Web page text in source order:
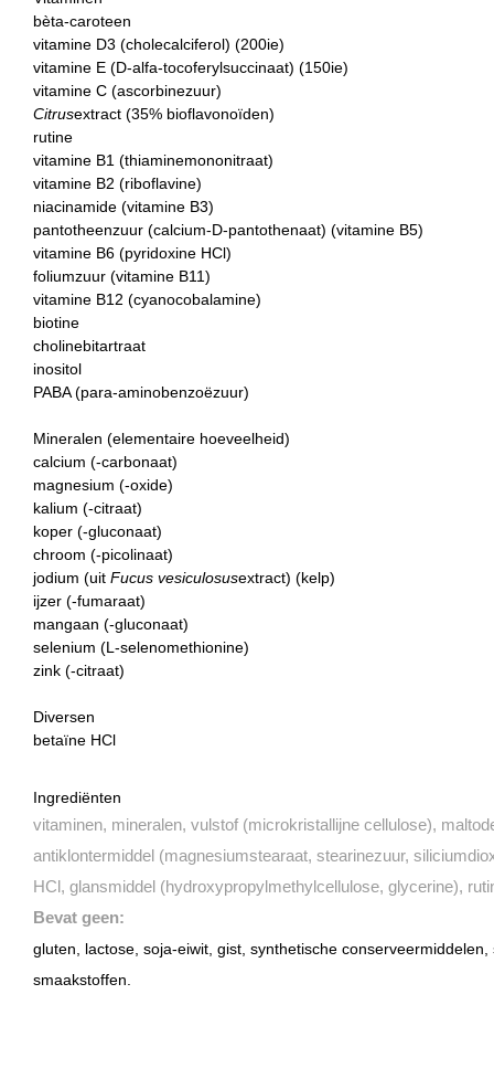
bèta-caroteen
vitamine D3 (cholecalciferol) (200ie)
vitamine E (D-alfa-tocoferylsuccinaat) (150ie)
vitamine C (ascorbinezuur)
Citrusextract (35% bioflavonoïden)
rutine
vitamine B1 (thiaminemononitraat)
vitamine B2 (riboflavine)
niacinamide (vitamine B3)
pantotheenzuur (calcium-D-pantothenaat) (vitamine B5)
vitamine B6 (pyridoxine HCl)
foliumzuur (vitamine B11)
vitamine B12 (cyanocobalamine)
biotine
cholinebitartraat
inositol
PABA (para-aminobenzoëzuur)
Mineralen (elementaire hoeveelheid)
calcium (-carbonaat)
magnesium (-oxide)
kalium (-citraat)
koper (-gluconaat)
chroom (-picolinaat)
jodium (uit Fucus vesiculosusextract) (kelp)
ijzer (-fumaraat)
mangaan (-gluconaat)
selenium (L-selenomethionine)
zink (-citraat)
Diversen
betaïne HCl
Ingrediënten
vitaminen, mineralen, vulstof (microkristallijne cellulose),
antiklontermiddel (magnesiumstearaat, stearinezuur,
HCl, glansmiddel (hydroxypropylmethylcellulose, glycerine),
Bevat geen:
gluten, lactose, soja-eiwit, gist, synthetische
smaakstoffen.